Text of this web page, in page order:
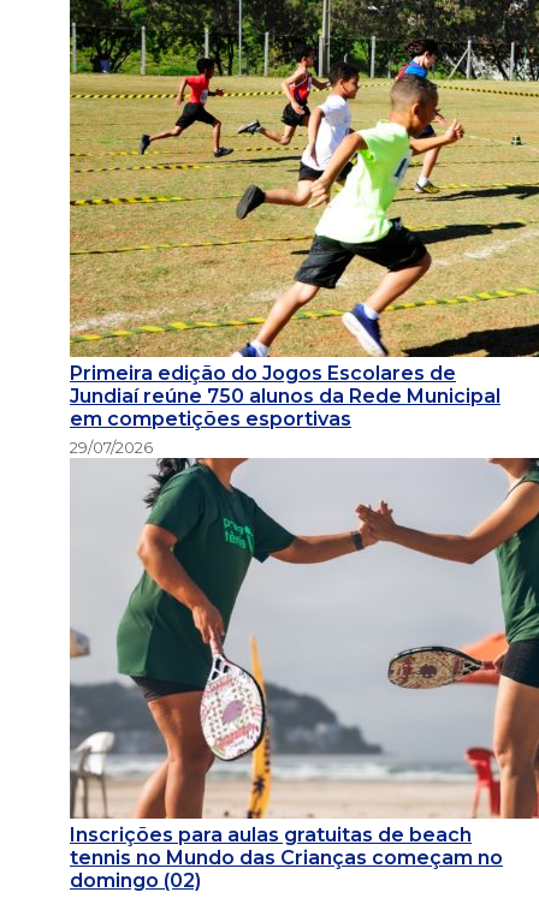
Primeira edição do Jogos Escolares de
Jundiaí reúne 750 alunos da Rede Municipal
em competições esportivas
29/07/2026
Inscrições para aulas gratuitas de beach
tennis no Mundo das Crianças começam no
domingo (02)